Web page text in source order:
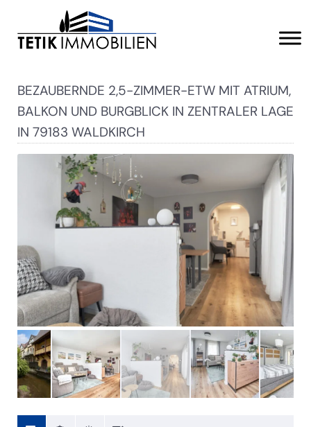
BEZAUBERNDE 2,5-ZIMMER-ETW MIT ATRIUM,
BALKON UND BURGBLICK IN ZENTRALER LAGE
IN 79183 WALDKIRCH